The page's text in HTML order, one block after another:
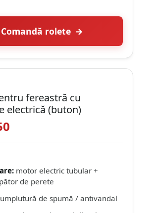
Comandă rolete
fereastră cu
electrică (buton)
motor electric tubular +
de perete
umplutură de spumă / antivandal